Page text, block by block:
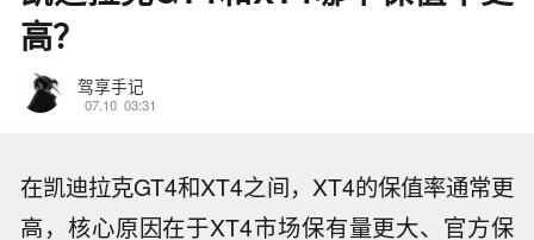
高？
驾享手记
07.10 03:31
在凯迪拉克GT4和XT4之间，XT4的保值率通常更
高，核心原因在于XT4市场保有量更大、官方保